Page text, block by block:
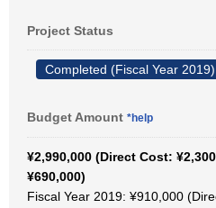
Project Status
Completed (Fiscal Year 2019)
Budget Amount *help
¥2,990,000 (Direct Cost:
¥690,000)
Fiscal Year 2019: ¥910,000